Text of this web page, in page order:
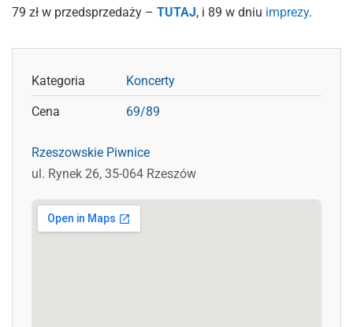
79 zł w przedsprzedaży – TUTAJ, i 89 w dniu imprezy.
Kategoria Koncerty
Cena 69/89
Rzeszowskie Piwnice
ul. Rynek 26, 35-064 Rzeszów